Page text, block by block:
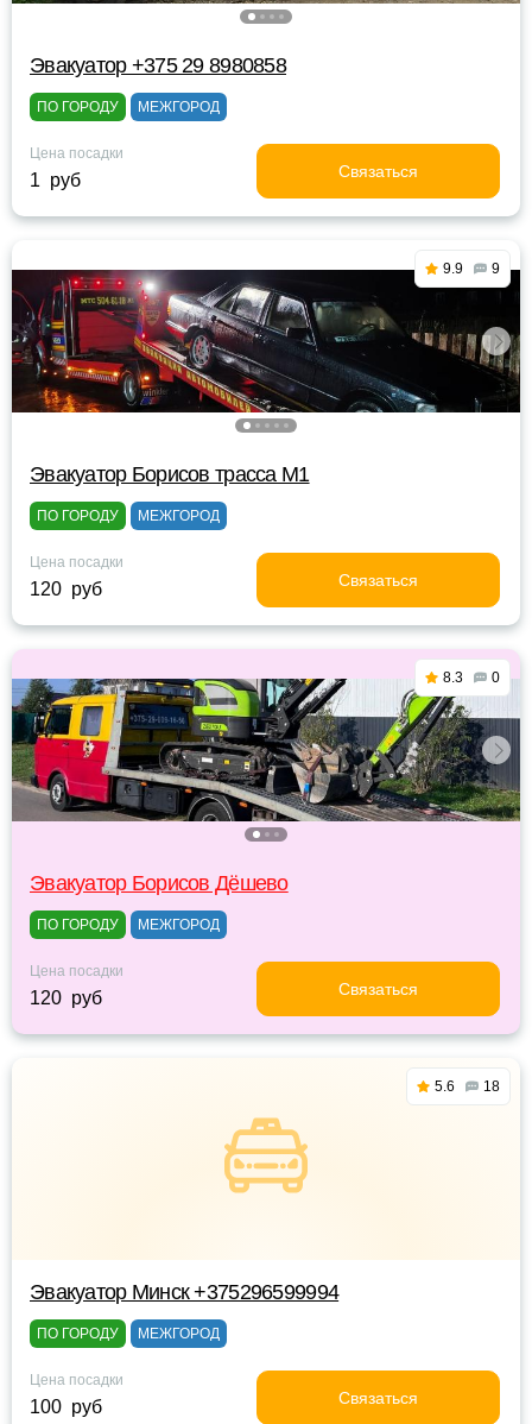
Эвакуатор +375 29 8980858
ПО ГОРОДУ МЕЖГОРОД
Цена посадки
1 руб Связаться
9.9 9
Эвакуатор Борисов трасса М1
ПО ГОРОДУ МЕЖГОРОД
Цена посадки
120 руб Связаться
8.3 0
Эвакуатор Борисов Дёшево
ПО ГОРОДУ МЕЖГОРОД
Цена посадки
120 руб Связаться
5.6 18
Эвакуатор Минск +375296599994
ПО ГОРОДУ МЕЖГОРОД
Цена посадки
100 руб Связаться